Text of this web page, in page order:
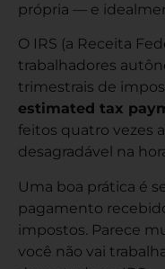
própria — e
O IRS (a Receita
trabalhadores
trimestrais de
estimated tax
feitos quatro vezes
desagradável na
Uma boa prática é
pagamento
impostos. Parece
você não vai